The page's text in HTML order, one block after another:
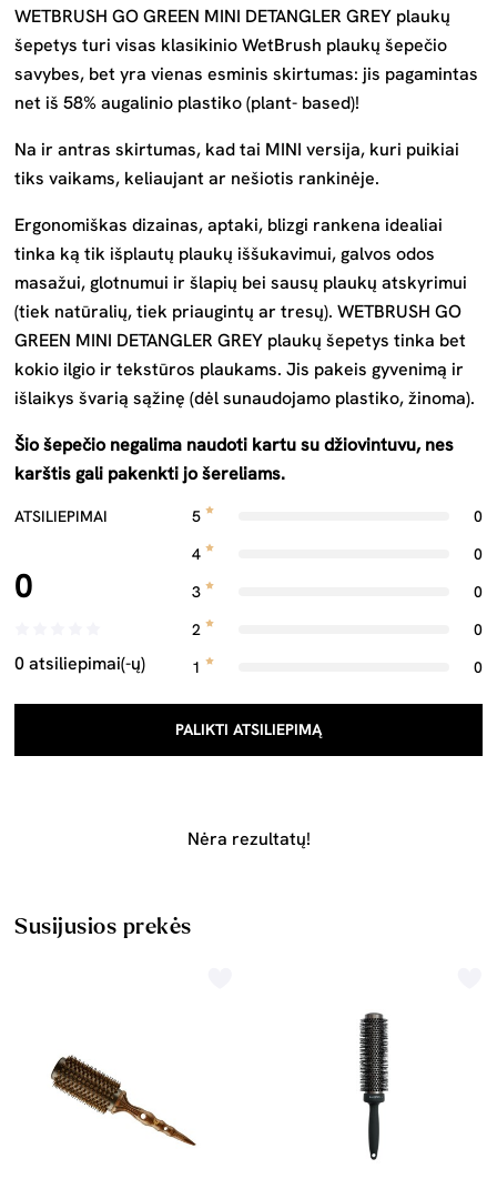
WETBRUSH GO GREEN MINI DETANGLER GREY plaukų
šepetys turi visas klasikinio WetBrush plaukų šepečio
savybes, bet yra vienas esminis skirtumas: jis pagamintas
net iš 58% augalinio plastiko (plant- based)!
Na ir antras skirtumas, kad tai MINI versija, kuri puikiai
tiks vaikams, keliaujant ar nešiotis rankinėje.
Ergonomiškas dizainas, aptaki, blizgi rankena idealiai
tinka ką tik išplautų plaukų iššukavimui, galvos odos
masažui, glotnumui ir šlapių bei sausų plaukų atskyrimui
(tiek natūralių, tiek priaugintų ar tresų). WETBRUSH GO
GREEN MINI DETANGLER GREY plaukų šepetys tinka bet
kokio ilgio ir tekstūros plaukams. Jis pakeis gyvenimą ir
išlaikys švarią sąžinę (dėl sunaudojamo plastiko, žinoma).
Šio šepečio negalima naudoti kartu su džiovintuvu, nes
karštis gali pakenkti jo šereliams.
ATSILIEPIMAI
0
0 atsiliepimai(-ų)
5
0
4
0
3
0
2
0
1
0
PALIKTI ATSILIEPIMĄ
Nėra rezultatų!
Susijusios prekės